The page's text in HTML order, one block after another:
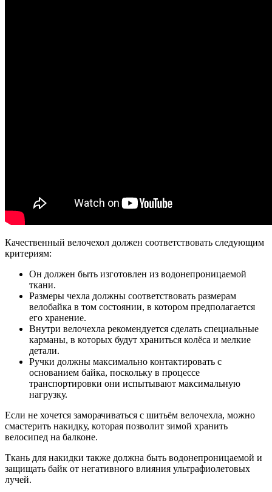
Качественный велочехол должен соответствовать следующим
критериям:
Он должен быть изготовлен из водонепроницаемой
ткани.
Размеры чехла должны соответствовать размерам
велобайка в том состоянии, в котором предполагается
его хранение.
Внутри велочехла рекомендуется сделать специальные
карманы, в которых будут храниться колёса и мелкие
детали.
Ручки должны максимально контактировать с
основанием байка, поскольку в процессе
транспортировки они испытывают максимальную
нагрузку.
Если не хочется заморачиваться с шитьём велочехла, можно
смастерить накидку, которая позволит зимой хранить
велосипед на балконе.
Ткань для накидки также должна быть водонепроницаемой и
защищать байк от негативного влияния ультрафиолетовых
лучей.